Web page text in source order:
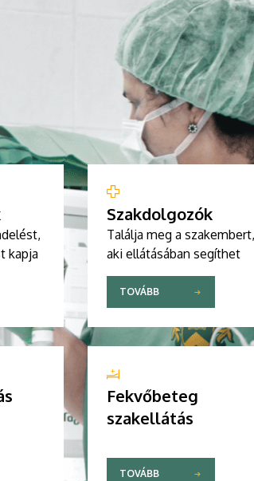
kapja
Szakdolgozók
Találja meg a szakembert,
aki ellátásában segíthet
TOVÁBB
Fekvőbeteg
szakellátás
TOVÁBB